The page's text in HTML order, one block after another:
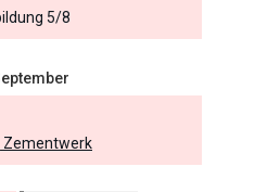
5/8
Zementwerk